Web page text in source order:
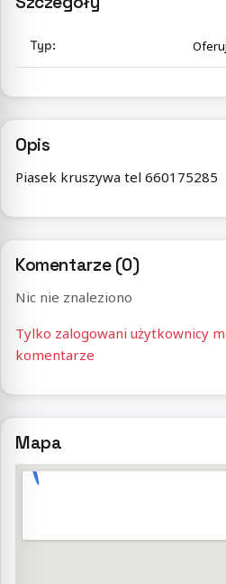
Typ:
Opis
Piasek kruszywa tel 660175285
Komentarze (0)
Nic nie znaleziono
Tylko zalogowani użytkownicy
komentarze
Mapa